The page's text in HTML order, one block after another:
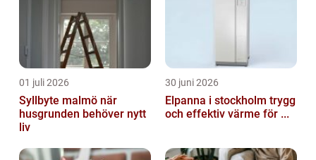
01 juli 2026
Syllbyte malmö när
husgrunden behöver nytt
liv
30 juni 2026
Elpanna i stockholm trygg
och effektiv värme för ...